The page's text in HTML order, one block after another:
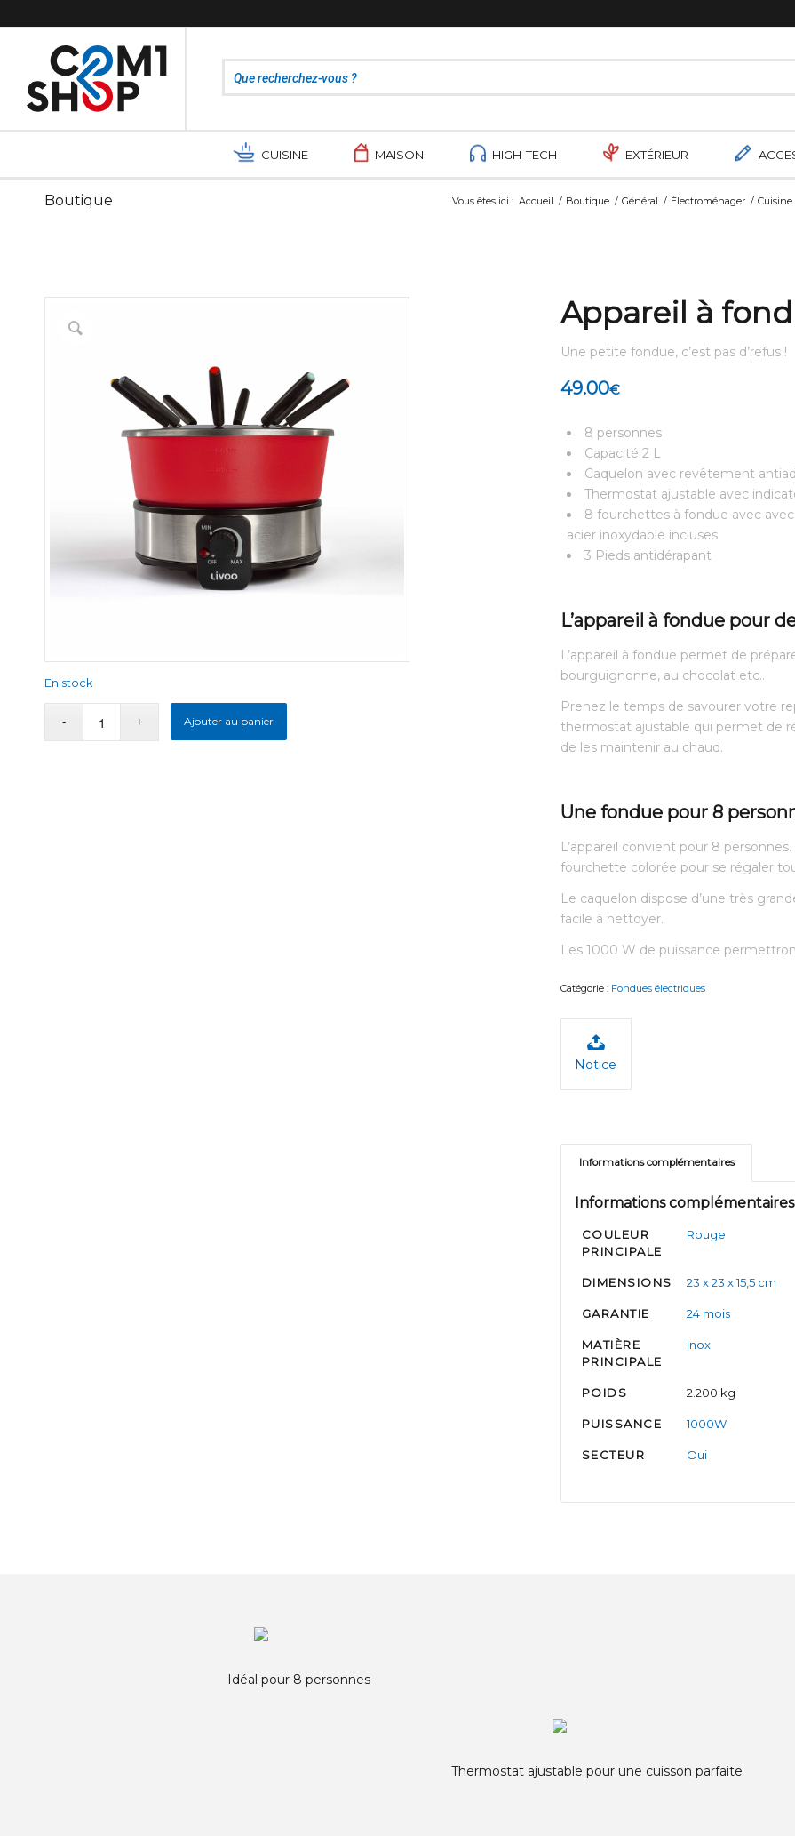
CUISINE MAISON HIGH-TECH EXTÉRIEUR
Boutique Vous êtes ici : Accueil / Boutique / Général / Électroménager /
En stock
Ajouter au panier
Appareil à
Une petite fondue, c’est pas d’refus !
49.00€
8 personnes
Capacité 2 L
Caquelon avec revêtement
Thermostat ajustable avec
8 fourchettes à fondue avec
acier inoxydable incluses
3 Pieds antidérapant
L’appareil à fondue pour
L’appareil à fondue permet de
bourguignonne, au chocolat etc..
Prenez le temps de savourer votre
thermostat ajustable qui permet de
de les maintenir au chaud.
Une fondue pour 8
L’appareil convient pour 8
fourchette colorée pour se régaler
Le caquelon dispose d’une très
facile à nettoyer.
Les 1000 W de puissance
Catégorie : Fondues électriques
Notice
Informations complémentaires
Informations complémentaires
COULEUR
PRINCIPALE
Rouge
DIMENSIONS 23 x 23 x 15,5 cm
GARANTIE 24 mois
MATIÈRE
PRINCIPALE
Inox
POIDS 2.200 kg
PUISSANCE 1000W
SECTEUR Oui
Idéal pour 8 personnes
Thermostat ajustable pour une cuisson parfaite